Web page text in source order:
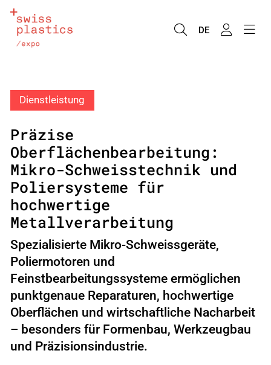
DE
Dienstleistung
Präzise
Oberflächenbearbeitung:
Mikro-Schweisstechnik und
Poliersysteme für
hochwertige
Metallverarbeitung
Spezialisierte Mikro-Schweissgeräte,
Poliermotoren und
Feinstbearbeitungssysteme ermöglichen
punktgenaue Reparaturen, hochwertige
Oberflächen und wirtschaftliche Nacharbeit
– besonders für Formenbau, Werkzeugbau
und Präzisionsindustrie.